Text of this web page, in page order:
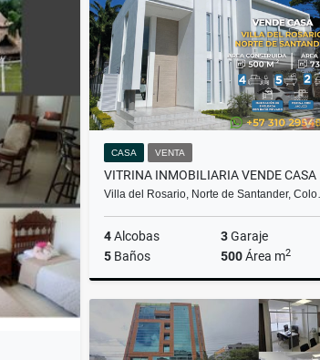
CASA VENTA
Villa del Rosario, Norte de Santander,
4Alcobas 3Garaje
5 Baños 500Área m2
$2.300.000.000